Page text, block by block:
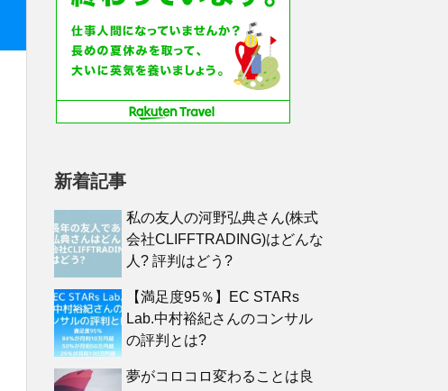
新着記事
私の友人の河野弘典さん(株式
会社CLIFFTRADING)はどんな
人? 評判はどう?
【満足度95％】EC STARs
Lab.中村裕紀さんのコンサル
の評判とは?
夢がコロコロ変わることは良